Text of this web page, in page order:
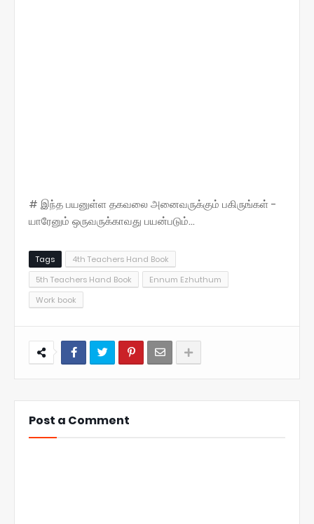
# இந்த பயனுள்ள தகவலை அனைவருக்கும் பகிருங்கள் -
யாரேனும் ஒருவருக்காவது பயன்படும்...
Tags
4th Teachers Hand Book
5th Teachers Hand Book
Ennum Ezhuthum
Work book
Post a Comment